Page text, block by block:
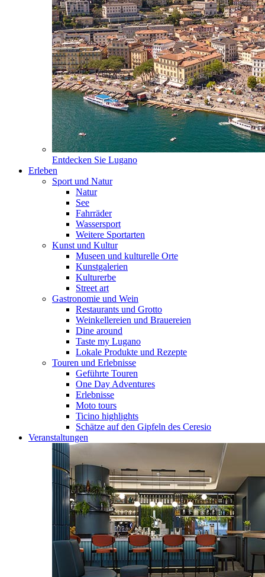
Entdecken Sie Lugano
Erleben
Sport und Natur
Natur
See
Fahrräder
Wassersport
Weitere Sportarten
Kunst und Kultur
Museen und kulturelle Orte
Kunstgalerien
Kulturerbe
Street art
Gastronomie und Wein
Restaurants und Grotto
Weinkellereien und Brauereien
Dine around
Taste my Lugano
Lokale Produkte und Rezepte
Touren und Erlebnisse
Geführte Touren
One Day Adventures
Erlebnisse
Moto tours
Ticino highlights
Schätze auf den Gipfeln des Ceresio
Veranstaltungen